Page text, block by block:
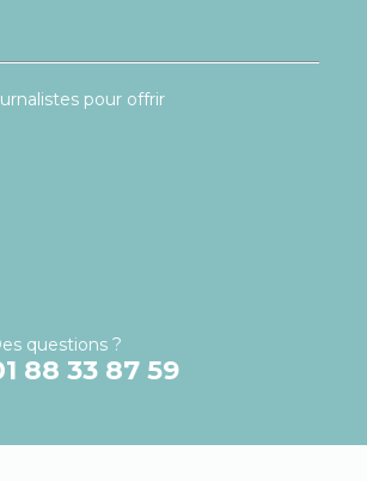
pour offrir
questions ?
88 33 87 59